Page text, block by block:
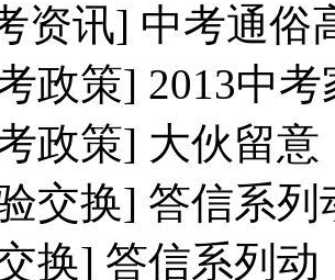
资讯] 中考通俗
政策] 2013中
政策] 大伙留意
交换] 答信系
换] 答信系列动